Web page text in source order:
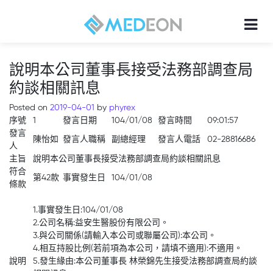
說明本公司董事長接受法務部調查局
約談相關訊息
Posted on 2019-04-01 by phyrex
序號
1 發言日期 104/01/08 發言時間
09:01:57
發言
人
陳怡如 發言人職稱 副總經理 發言人電話 02-28816686
主旨
說明本公司董事長接受法務部調查局約談相關訊息
符合
條款
第42款 事實發生日 104/01/08
說明
1.事實發生日:104/01/08
2.公司名稱:益安生醫股份有限公司。
3.與公司關係(請輸入本公司或聯屬公司):本公司。
4.相互持股比例(若前項為本公司，請填不適用):不適用。
5.發生緣由:本公司董事長 林榮錦先生接受法務部調查局約談